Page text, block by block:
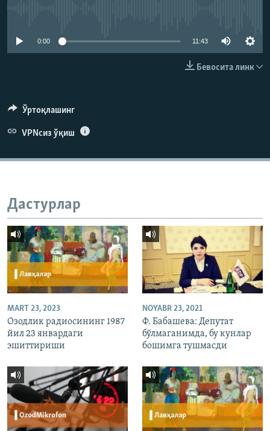
0:00 11:43
Бевосита линк
Ўртоқлашинг
VPNсиз ўқиш
Дастурлар
MART 23, 2023
Озодлик радиосининг 1987
йил 23 январдаги
эшиттириши
NOYABR 23, 2021
Ф. Бабашева: Депутат
бўлмаганимда, бу кунлар
бошимга тушмасди